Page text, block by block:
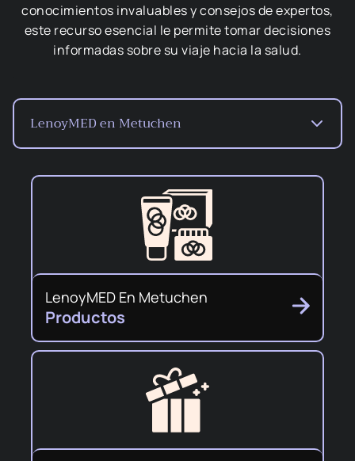
conocimientos invaluables y consejos de expertos,
este recurso esencial le permite tomar decisiones
informadas sobre su viaje hacia la salud.
LenoyMED en Metuchen
LenoyMED En Metuchen
Productos